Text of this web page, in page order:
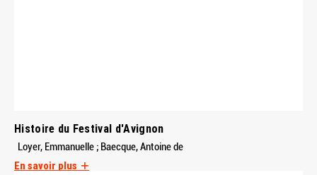
Histoire du Festival d'Avignon
Loyer, Emmanuelle ; Baecque, Antoine de
En savoir plus